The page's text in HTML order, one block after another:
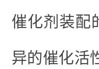
催化剂装配
异的催化活